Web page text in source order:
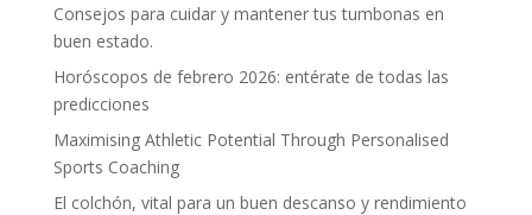
Consejos para cuidar y mantener tus tumbonas en
buen estado.
Horóscopos de febrero 2026: entérate de todas las
predicciones
Maximising Athletic Potential Through Personalised
Sports Coaching
El colchón, vital para un buen descanso y rendimiento